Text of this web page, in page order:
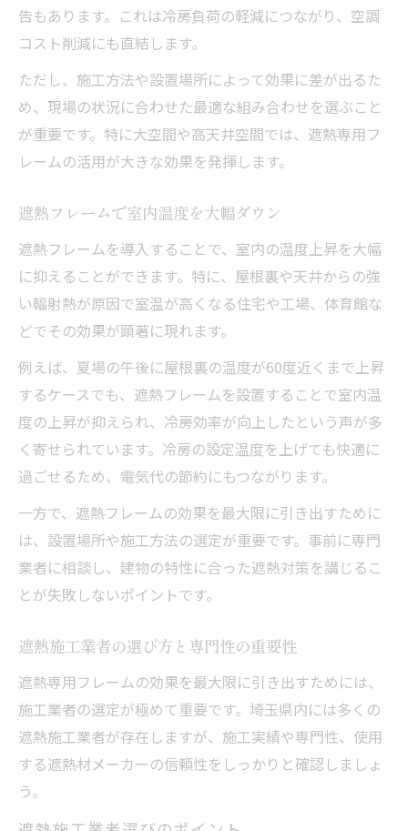
快適空間へ導く遮熱専用フレーム選びのコツ
遮熱専用フレーム選定の最重要チェック項
目
遮熱シートやフレームの組み合わせ事例
遮熱メーカーや施工業者の比較ポイント
遮熱シート不燃性と安全性の見極め方
告もあります。これは冷房負荷の軽減につながり、空調
コスト削減にも直結します。
ただし、施工方法や設置場所によって効果に差が出るた
め、現場の状況に合わせた最適な組み合わせを選ぶこと
が重要です。特に大空間や高天井空間では、遮熱専用フ
レームの活用が大きな効果を発揮します。
遮熱フレームで室内温度を大幅ダウン
遮熱フレームを導入することで、室内の温度上昇を大幅
に抑えることができます。特に、屋根裏や天井からの強
い輻射熱が原因で室温が高くなる住宅や工場、体育館な
どでその効果が顕著に現れます。
例えば、夏場の午後に屋根裏の温度が60度近くまで上昇
するケースでも、遮熱フレームを設置することで室内温
度の上昇が抑えられ、冷房効率が向上したという声が多
く寄せられています。冷房の設定温度を上げても快適に
過ごせるため、電気代の節約にもつながります。
一方で、遮熱フレームの効果を最大限に引き出すために
は、設置場所や施工方法の選定が重要です。事前に専門
業者に相談し、建物の特性に合った遮熱対策を講じるこ
とが失敗しないポイントです。
遮熱施工業者の選び方と専門性の重要性
遮熱専用フレームの効果を最大限に引き出すためには、
施工業者の選定が極めて重要です。埼玉県内には多くの
遮熱施工業者が存在しますが、施工実績や専門性、使用
する遮熱材メーカーの信頼性をしっかりと確認しましょ
う。